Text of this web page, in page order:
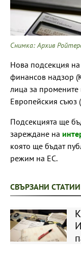
Снимка: Архив
Нова подсекция
финансов надзор
лица за
Европейския съюз
Подсекцията ще
зареждане на
която ще бъдат
режим на ЕС.
СВЪРЗАНИ СТАТИИ